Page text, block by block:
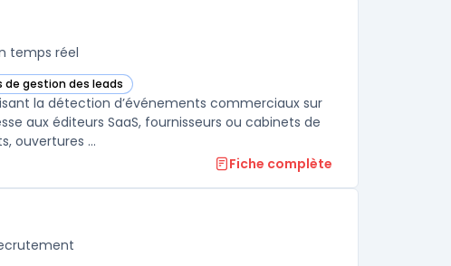
temps réel
de gestion des leads
dans cette catégorie
la détection d’événements commerciaux sur
aux éditeurs SaaS, fournisseurs ou cabinets de
ouvertures ...
Fiche complète